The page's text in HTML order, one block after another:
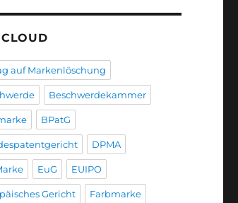
auf Markenlöschung
Beschwerdekammer
BPatG
DPMA
EuG EUIPO
Gericht Farbmarke